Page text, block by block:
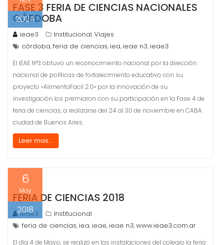
2024
FASE 3 FERIA DE CIENCIAS NACIONALES
CÓRDOBA
ieae3 Institucional,Viajes
córdoba,feria de ciencias, iea, ieae n3, ieae3
El IEAE N°3 obtuvo un reconocimiento nacional por la dirección
nacional de políticas de fortalecimiento educativo con su
proyecto «AlimentaFacil 2.0» por la innovación de su
investigación los premiaron con su participación en la Fase 4 de
feria de ciencias, a realizarse del 24 al 30 de noviembre en CABA
ciudad de Buenos Aires.
Leer mas...
6
May
2018
FERIA DE CIENCIAS 2018
ieae3
Institucional
feria de ciencias, iea, ieae, ieae n3,www.ieae3.com.ar
El día 4 de Mayo, se realizó en las instalaciones del colegio la feria